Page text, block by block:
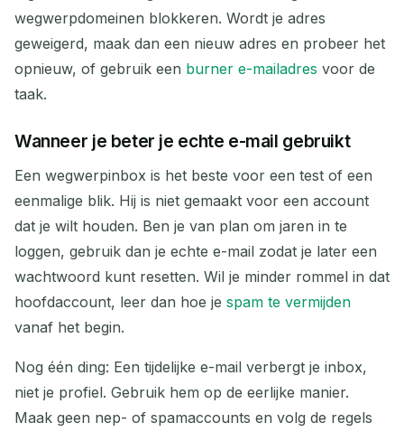
wegwerpdomeinen blokkeren. Wordt je adres
geweigerd, maak dan een nieuw adres en probeer het
opnieuw, of gebruik een burner e-mailadres voor de
taak.
Wanneer je beter je echte e-mail gebruikt
Een wegwerpinbox is het beste voor een test of een
eenmalige blik. Hij is niet gemaakt voor een account
dat je wilt houden. Ben je van plan om jaren in te
loggen, gebruik dan je echte e-mail zodat je later een
wachtwoord kunt resetten. Wil je minder rommel in dat
hoofdaccount, leer dan hoe je spam te vermijden
vanaf het begin.
Nog één ding: Een tijdelijke e-mail verbergt je inbox,
niet je profiel. Gebruik hem op de eerlijke manier.
Maak geen nep- of spamaccounts en volg de regels